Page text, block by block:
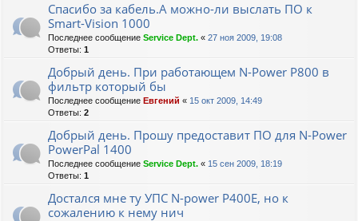
Спасибо за кабель.А можно-ли выслать ПО к
Smart-Vision 1000
Последнее сообщение Service Dept. « 27 ноя 2009, 19:08
Ответы: 1
Добрый день. При работающем N-Power P800 в
фильтр который бы
Последнее сообщение Евгений « 15 окт 2009, 14:49
Ответы: 2
Добрый день. Прошу предоставит ПО для N-Power
PowerPal 1400
Последнее сообщение Service Dept. « 15 сен 2009, 18:19
Ответы: 1
Достался мне ту УПС N-power Р400Е, но к
сожалению к нему нич